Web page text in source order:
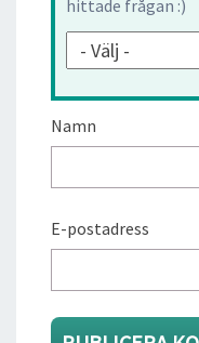
hittade frågan :)
Namn
E-postadress